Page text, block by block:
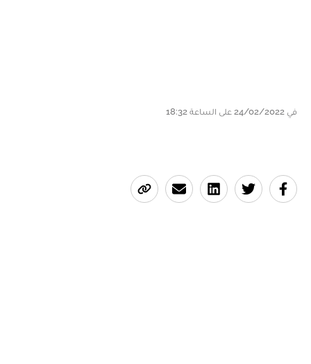
في 24/02/2022 على الساعة 18:32